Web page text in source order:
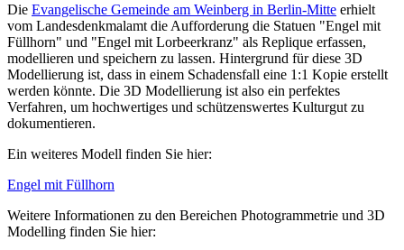
Die Evangelische Gemeinde am Weinberg in Berlin-Mitte erhielt
vom Landesdenkmalamt die Aufforderung die Statuen "Engel mit
Füllhorn" und "Engel mit Lorbeerkranz" als Replique erfassen,
modellieren und speichern zu lassen. Hintergrund für diese 3D
Modellierung ist, dass in einem Schadensfall eine 1:1 Kopie erstellt
werden könnte. Die 3D Modellierung ist also ein perfektes
Verfahren, um hochwertiges und schützenswertes Kulturgut zu
dokumentieren.
Ein weiteres Modell finden Sie hier:
Engel mit Füllhorn
Weitere Informationen zu den Bereichen Photogrammetrie und 3D
Modelling finden Sie hier: